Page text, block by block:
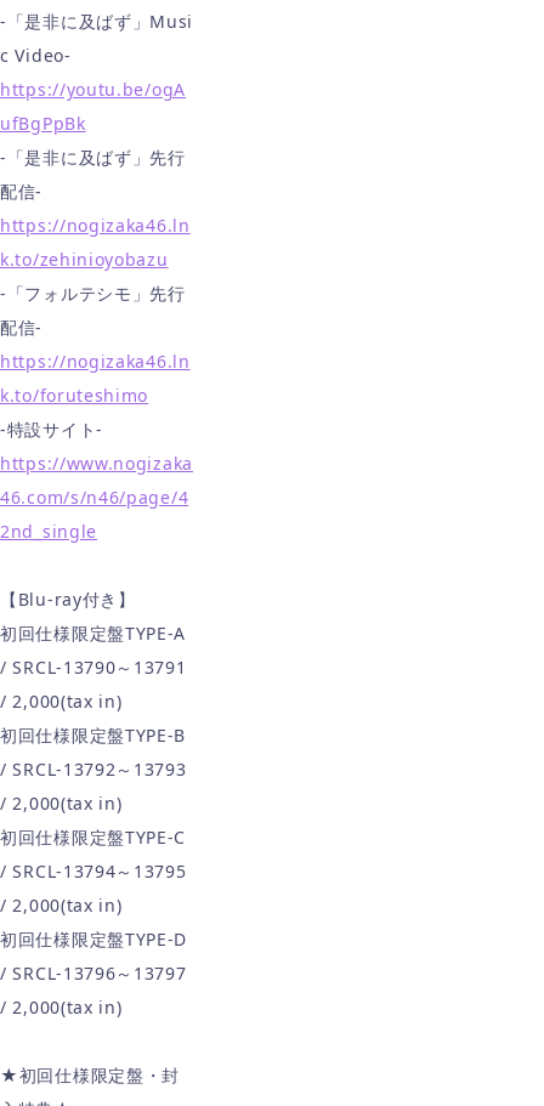
-「是非に及ばず」Musi
c Video-
https://youtu.be/ogA
ufBgPpBk
-「是非に及ばず」先行
配信-
https://nogizaka46.ln
k.to/zehinioyobazu
-「フォルテシモ」先行
配信-
https://nogizaka46.ln
k.to/foruteshimo
-特設サイト-
https://www.nogizaka
46.com/s/n46/page/4
2nd_single
【Blu-ray付き】
初回仕様限定盤TYPE-A
/ SRCL-13790～13791
/ 2,000(tax in)
初回仕様限定盤TYPE-B
/ SRCL-13792～13793
/ 2,000(tax in)
初回仕様限定盤TYPE-C
/ SRCL-13794～13795
/ 2,000(tax in)
初回仕様限定盤TYPE-D
/ SRCL-13796～13797
/ 2,000(tax in)
★初回仕様限定盤・封